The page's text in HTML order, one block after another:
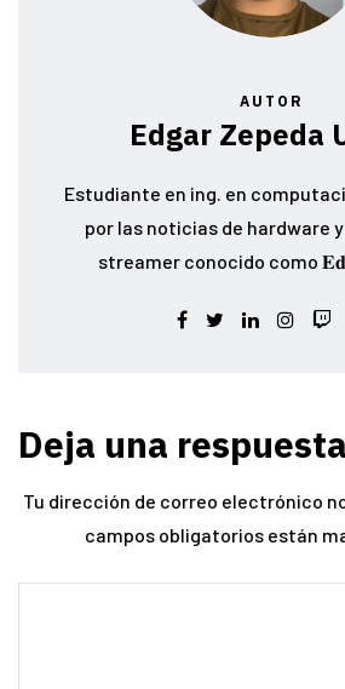
AUTOR
Edgar Zepeda
Estudiante en ing. en
por las noticias de hardware
streamer conocido como
Deja una respuesta
Tu dirección de correo electrónico
campos obligatorios están